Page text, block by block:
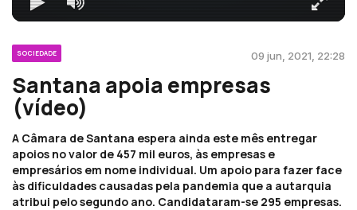
SOCIEDADE 09 jun, 2021, 22:28
Santana apoia empresas
(vídeo)
A Câmara de Santana espera ainda este mês entregar
apoios no valor de 457 mil euros, às empresas e
empresários em nome individual. Um apoio para fazer face
às dificuldades causadas pela pandemia que a autarquia
atribui pelo segundo ano. Candidataram-se 295 empresas.